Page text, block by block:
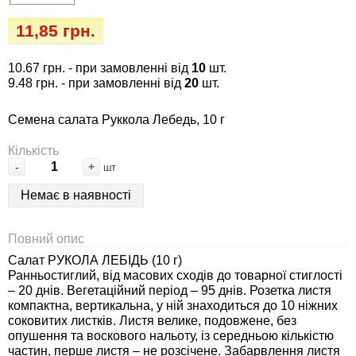
11,85 грн.
10.67 грн. - при замовленні від 10 шт.
9.48 грн. - при замовленні від 20 шт.
Семена салата Руккола Лебедь, 10 г
Кількість
- + шт
Немає в наявності
Повний опис
Салат РУКОЛА ЛЕБІДЬ (10 г)
Ранньостиглий, від масових сходів до товарної стиглості
– 20 днів. Вегетаційний період – 95 днів. Розетка листя
компактна, вертикальна, у ній знаходиться до 10 ніжних
соковитих листків. Листя велике, подовжене, без
опушення та воскового нальоту, із середньою кількістю
частин, перше листя – не розсічене. Забарвлення листя
Семена перца
Семена петрушки
Семена пряных трав
Семена редиса
Семена редьки
Семена салата
Семена свеклы
Семена сельдерея
Удобрения «Сударушка», «Рязаночка»
100 г
Удобрения «Чистый лист» кристаллические
Опрыскиватели
Горшки для цветов, кашпо
Перчатки
Тенты
Средства защиты от колорадского жука
Средства защиты от тараканов, прусаков,
клопов, блох, домашних и садовых муравьев
Средства защиты от комаров, москитов,
клещей, ос, мошек, слепней